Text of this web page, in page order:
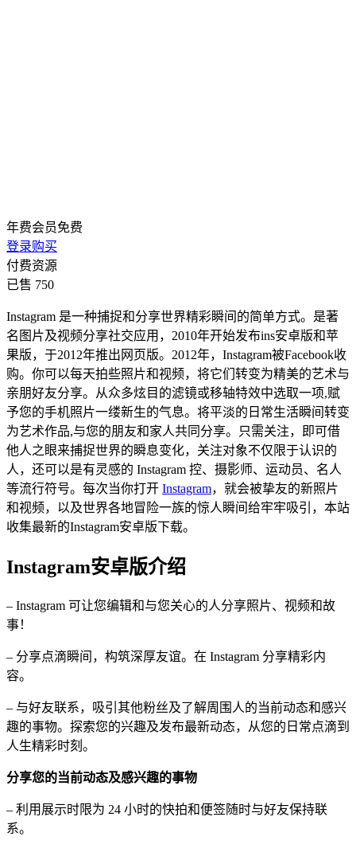
年费会员免费
登录购买
付费资源
已售 750
Instagram 是一种捕捉和分享世界精彩瞬间的简单方式。是著
名图片及视频分享社交应用，2010年开始发布ins安卓版和苹
果版，于2012年推出网页版。2012年，Instagram被Facebook收
购。你可以每天拍些照片和视频，将它们转变为精美的艺术与
亲朋好友分享。从众多炫目的滤镜或移轴特效中选取一项,赋
予您的手机照片一缕新生的气息。将平淡的日常生活瞬间转变
为艺术作品,与您的朋友和家人共同分享。只需关注，即可借
他人之眼来捕捉世界的瞬息变化，关注对象不仅限于认识的
人，还可以是有灵感的 Instagram 控、摄影师、运动员、名人
等流行符号。每次当你打开 Instagram，就会被挚友的新照片
和视频，以及世界各地冒险一族的惊人瞬间给牢牢吸引，本站
收集最新的Instagram安卓版下载。
Instagram安卓版介绍
– Instagram 可让您编辑和与您关心的人分享照片、视频和故
事！
– 分享点滴瞬间，构筑深厚友谊。在 Instagram 分享精彩内
容。
– 与好友联系，吸引其他粉丝及了解周围人的当前动态和感兴
趣的事物。探索您的兴趣及发布最新动态，从您的日常点滴到
人生精彩时刻。
分享您的当前动态及感兴趣的事物
– 利用展示时限为 24 小时的快拍和便签随时与好友保持联
系。